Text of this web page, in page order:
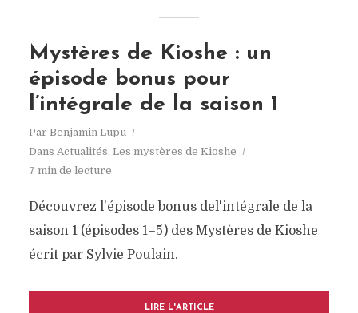
Mystères de Kioshe : un
épisode bonus pour
l’intégrale de la saison 1
Par Benjamin Lupu
Dans Actualités, Les mystères de Kioshe
7 min de lecture
Découvrez l'épisode bonus del'intégrale de la
saison 1 (épisodes 1–5) des Mystères de Kioshe
écrit par Sylvie Poulain.
LIRE L'ARTICLE